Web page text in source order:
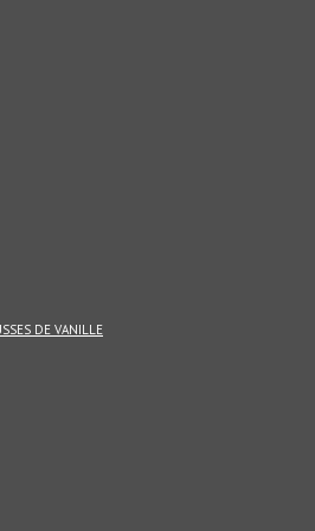
DE VANILLE